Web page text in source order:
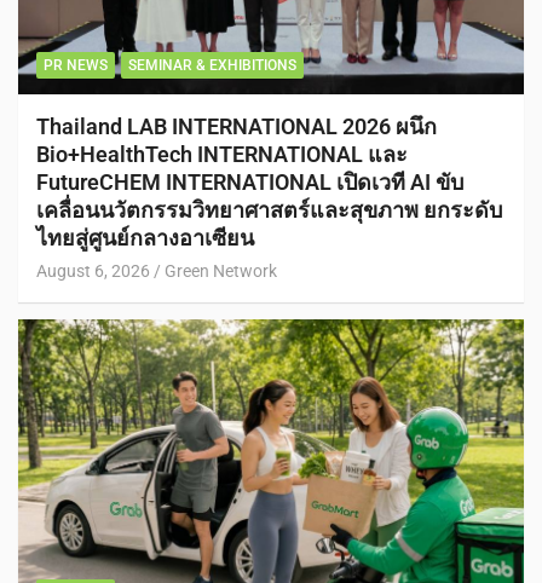
PR NEWS SEMINAR & EXHIBITIONS
Thailand LAB INTERNATIONAL 2026 ผนึก
Bio+HealthTech INTERNATIONAL และ
FutureCHEM INTERNATIONAL เปิดเวที AI ขับ
เคลื่อนนวัตกรรมวิทยาศาสตร์และสุขภาพ ยกระดับ
ไทยสู่ศูนย์กลางอาเซียน
August 6, 2026 Green Network